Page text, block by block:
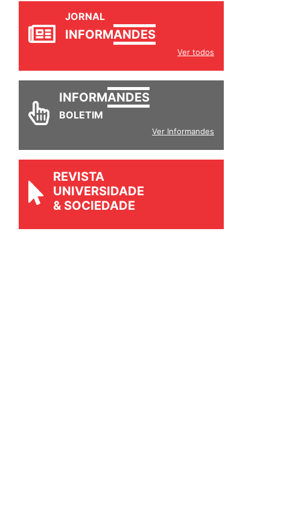
JORNAL
INFORMANDES
Ver todos
INFORMANDES
BOLETIM
Ver Informandes
REVISTA
UNIVERSIDADE
& SOCIEDADE